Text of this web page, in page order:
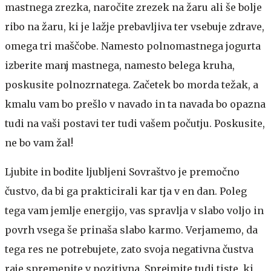
mastnega zrezka, naročite zrezek na žaru ali še bolje
ribo na žaru, ki je lažje prebavljiva ter vsebuje zdrave,
omega tri maščobe. Namesto polnomastnega jogurta
izberite manj mastnega, namesto belega kruha,
poskusite polnozrnatega. Začetek bo morda težak, a
kmalu vam bo prešlo v navado in ta navada bo opazna
tudi na vaši postavi ter tudi vašem počutju. Poskusite,
ne bo vam žal!
Ljubite in bodite ljubljeni Sovraštvo je premočno
čustvo, da bi ga prakticirali kar tja v en dan. Poleg
tega vam jemlje energijo, vas spravlja v slabo voljo in
povrh vsega še prinaša slabo karmo. Verjamemo, da
tega res ne potrebujete, zato svoja negativna čustva